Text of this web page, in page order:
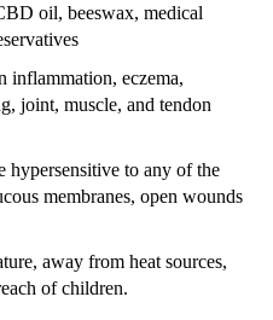
oil, beeswax, medical
inflammation, eczema,
joint, muscle, and tendon
hypersensitive to any of the
membranes, open wounds
away from heat sources,
of children.